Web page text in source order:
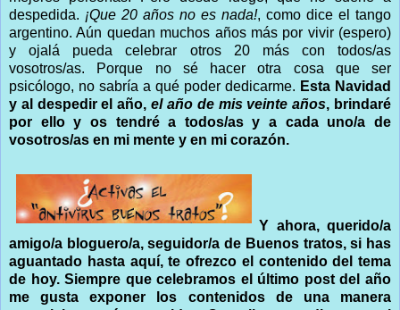
despedida. ¡Que 20 años no es nada!, como dice el tango
argentino. Aún quedan muchos años más por vivir (espero)
y ojalá pueda celebrar otros 20 más con todos/as
vosotros/as. Porque no sé hacer otra cosa que ser
psicólogo, no sabría a qué poder dedicarme. Esta Navidad
y al despedir el año,el año de mis veinte años, brindaré
por ello y os tendré a todos/as y a cada uno/a de
vosotros/as en mi mente y en mi corazón.
Y ahora, querido/a
amigo/a bloguero/a, seguidor/a de Buenos tratos, si has
aguantado hasta aquí, te ofrezco el contenido del tema
de hoy. Siempre que celebramos el último post del año
me gusta exponer los contenidos de una manera